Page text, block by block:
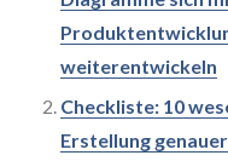
weiterentwickeln
Checkliste: 10
Erstellung